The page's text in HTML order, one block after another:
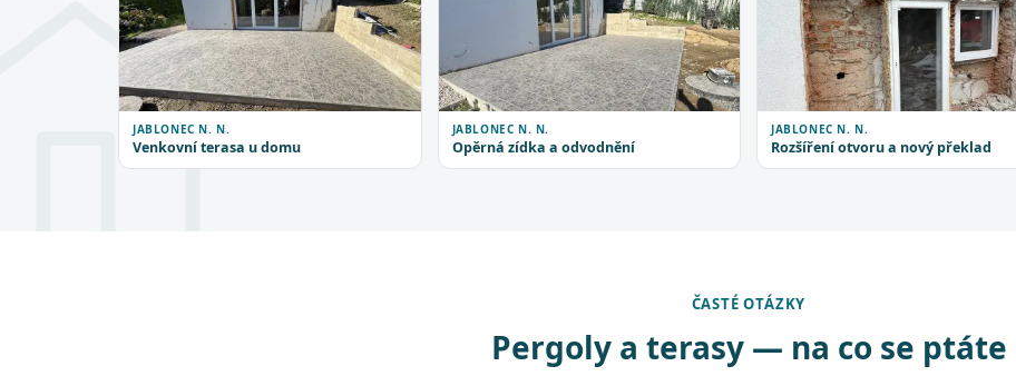
JABLONEC N. N.
Venkovní terasa u domu
JABLONEC N. N.
Opěrná zídka a odvodnění
JABLONEC N. N.
Rozšíření otvoru a nový překlad
ČASTÉ OTÁZKY
Pergoly a terasy — na co se ptáte